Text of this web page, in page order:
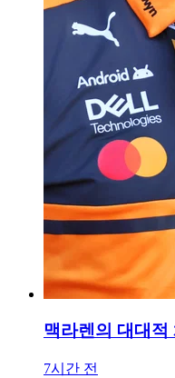
맥라렌의 대대
7시간 전